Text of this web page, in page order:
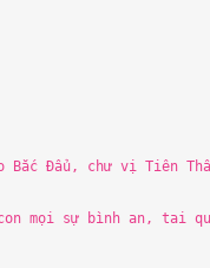
Bắc Đẩu, chư vị Tiên Th
mọisự bình an, tai